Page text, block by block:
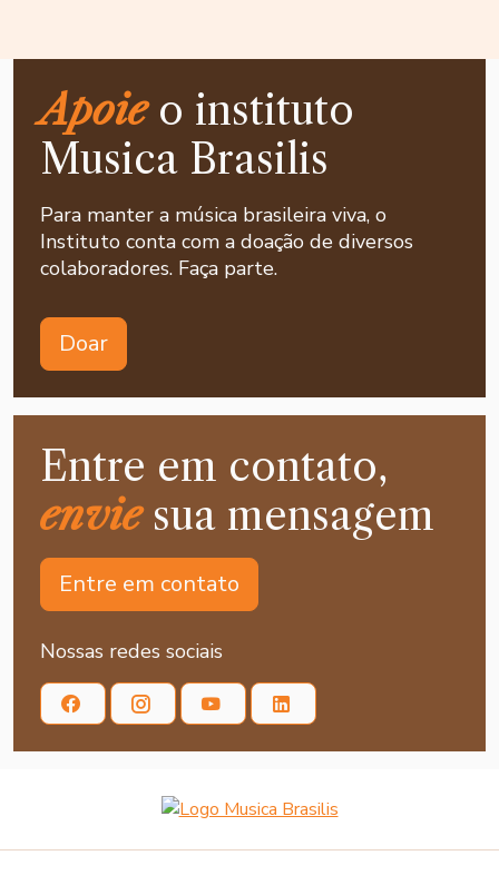
Apoieo instituto
Musica Brasilis
Para manter a música brasileira viva, o
Instituto conta com a doação de diversos
colaboradores. Faça parte.
Doar
Entre em contato,
enviesua mensagem
Entre em contato
Nossas redes sociais